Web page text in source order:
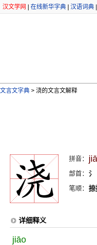
汉文学网 在线新华字典 汉语词典
文言文字典 > 浇的文言文解释
拼音：
部首： 氵
笔顺： 捺
详细释义
jiāo